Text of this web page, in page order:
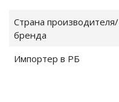
Страна производителя/
бренда
Импортер в РБ